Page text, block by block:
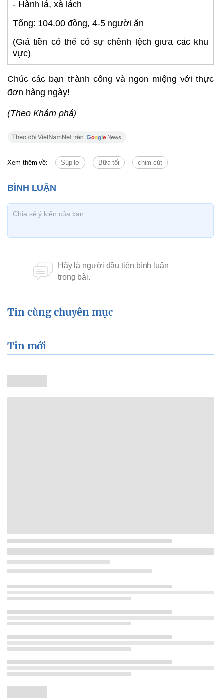
- Hành lá, xà lách
Tổng: 104.00 đồng, 4-5 người ăn
(Giá tiền có thể có sự chênh lệch giữa các khu
vực)
Chúc các bạn thành công và ngon miệng với thực
đơn hàng ngày!
(Theo Khám phá)
Xem thêm về: Súp lơ Bữa tối chim cút
Tin cùng chuyên mục
Tin mới